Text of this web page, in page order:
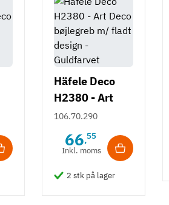
Häfele Deco
H2380 - Art
Deco bøjlegreb
m/ fladt design
- Guldfarvet
106.70.290
66,55
Inkl. moms
2 stk på lager